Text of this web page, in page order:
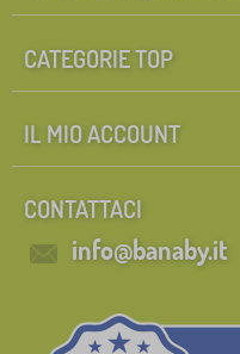
CATEGORIE TOP
IL MIO ACCOUNT
CONTATTACI
info@banaby.it